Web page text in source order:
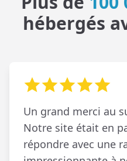
hébergés
Un grand merci au
Notre site était en
répondre avec une